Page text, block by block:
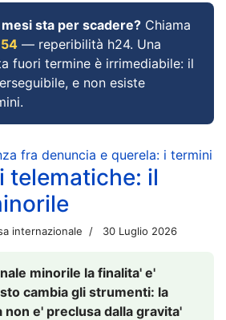
sta per scadere? Chiama
— reperibilità h24. Una
fuori termine è irrimediabile: il
e non esiste
fra denuncia e querela: i termini
telematiche: il
internazionale 30 Luglio 2026
minorile la finalita' e'
cambia gli strumenti: la
non e' preclusa dalla gravita'